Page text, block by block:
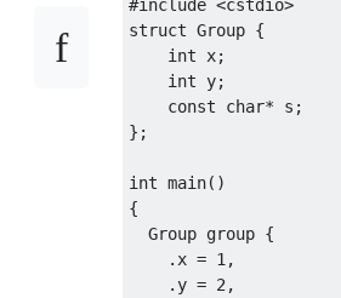
#include <cstdio>
struct Group {
int x;
int y;
const
char* s ;
};
int main()
{
Group group {
. x = 1 ,
. y = 2 ,